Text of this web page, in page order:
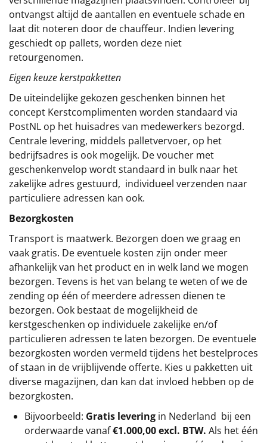
ontvangst altijd de aantallen en eventuele schade en
laat dit noteren door de chauffeur. Indien levering
geschiedt op pallets, worden deze niet
retourgenomen.
Eigen keuze kerstpakketten
De uiteindelijke gekozen geschenken binnen het
concept Kerstcomplimenten worden standaard via
PostNL op het huisadres van medewerkers bezorgd.
Centrale levering, middels palletvervoer, op het
bedrijfsadres is ook mogelijk. De voucher met
geschenkenvelop wordt standaard in bulk naar het
zakelijke adres gestuurd, individueel verzenden naar
particuliere adressen kan ook.
Bezorgkosten
Transport is maatwerk. Bezorgen doen we graag en
vaak gratis. De eventuele kosten zijn onder meer
afhankelijk van het product en in welk land we mogen
bezorgen. Tevens is het van belang te weten of we de
zending op één of meerdere adressen dienen te
bezorgen. Ook bestaat de mogelijkheid de
kerstgeschenken op individuele zakelijke en/of
particulieren adressen te laten bezorgen. De eventuele
bezorgkosten worden vermeld tijdens het bestelproces
of staan in de vrijblijvende offerte. Kies u pakketten uit
diverse magazijnen, dan kan dat invloed hebben op de
bezorgkosten.
Bijvoorbeeld: Gratis levering in Nederland bij een
orderwaarde vanaf€1.000,00 excl. BTW. Als het één